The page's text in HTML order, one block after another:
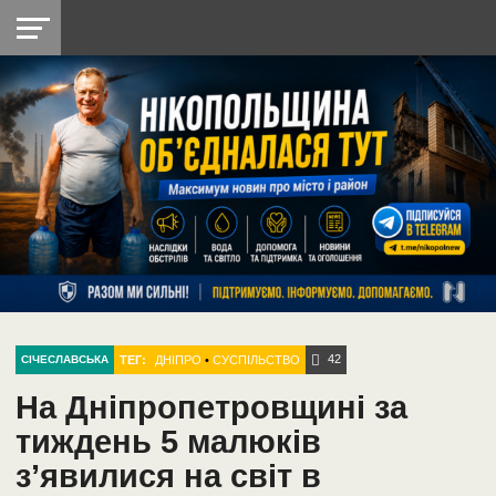
НІКОПОЛЬ
РАЙОН
СІЧЕСЛАВСЬКА
УКРАЇНА
РЕТРО
НІКОПОЛЬ
ЛАЙТ
УКРАЇНА
ДОПОМОГА
РАДІО
СІЧЕСЛАВСЬКА ТЕГ: ДНІПРО •СУСПІЛЬСТВО 42
На Дніпропетровщині за
тиждень 5 малюків
з’явилися на світ в